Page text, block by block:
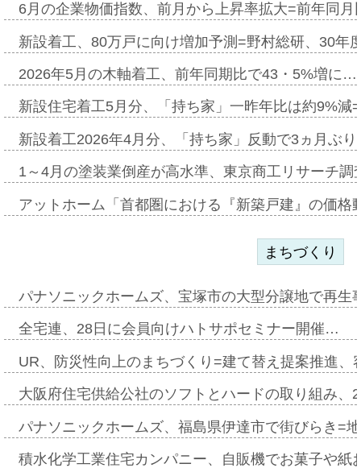
6月の企業物価指数、前月から上昇率拡大=前年同
新設着工、80万戸に向け増加予測=野村総研、30年
2026年5月の木軸着工、前年同期比で43・5%増に…
新設住宅着工5月分、「持ち家」一昨年比は約9%
新設着工2026年4月分、「持ち家」反動で3ヵ月ぶ
1～4月の塗装業倒産が高水準、東京商工リサーチ
アットホーム「首都圏における『新築戸建』の価
まちづくり
パナソニックホームズ、宝塚市の大型分譲地で再
全宅連、28日に会員向けハトサポセミナー開催…
UR、防災性向上のまちづくり=建て替え提案推進
大阪府住宅供給公社のソフトとハードの取り組み
パナソニックホームズ、福島県伊達市で街びらき=
積水化学工業住宅カンパニー、自販機でお菓子や